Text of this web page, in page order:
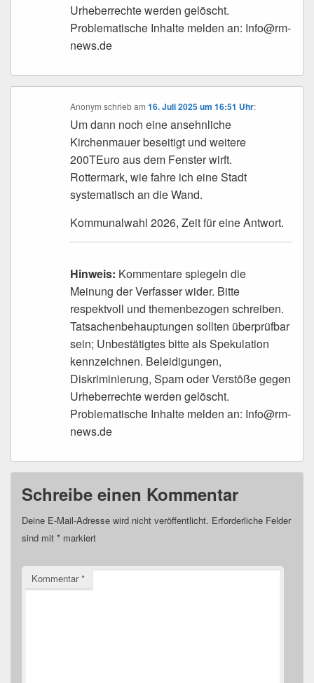
Urheberrechte werden gelöscht.
Problematische Inhalte melden an: Info@rm-
news.de
Anonym schriebam16. Juli 2025 um 16:51 Uhr:
Um dann noch eine ansehnliche
Kirchenmauer beseitigt und weitere
200TEuro aus dem Fenster wirft.
Rottermark, wie fahre ich eine Stadt
systematisch an die Wand.
Kommunalwahl 2026, Zeit für eine Antwort.
Hinweis: Kommentare spiegeln die
Meinung der Verfasser wider. Bitte
respektvoll und themenbezogen schreiben.
Tatsachenbehauptungen sollten überprüfbar
sein; Unbestätigtes bitte als Spekulation
kennzeichnen. Beleidigungen,
Diskriminierung, Spam oder Verstöße gegen
Urheberrechte werden gelöscht.
Problematische Inhalte melden an: Info@rm-
news.de
Schreibe einen Kommentar
Deine E-Mail-Adresse wird nicht veröffentlicht. Erforderliche Felder
sind mit * markiert
Kommentar*